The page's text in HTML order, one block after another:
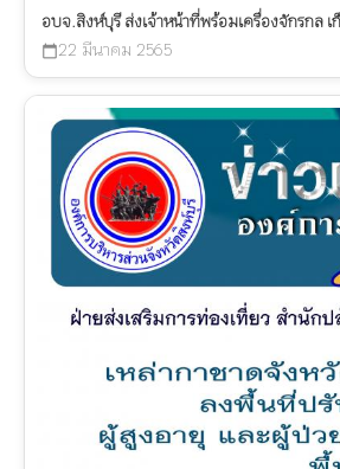
อบจ.สิงห์บุรี ส่งเจ้าหน้าที่พร้อมเครื่องจักรกล
calendar_today22 มีนาคม 2565